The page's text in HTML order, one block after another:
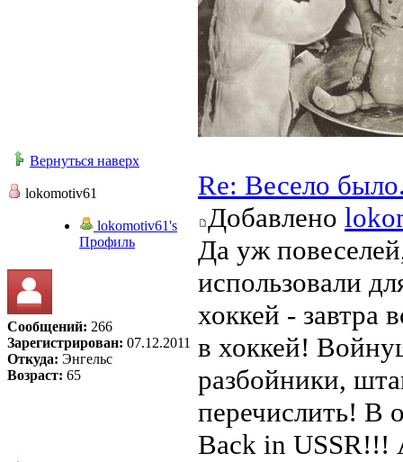
Вернуться наверх
lokomotiv61
lokomotiv61's
Профиль
Сообщений: 266
Зарегистрирован: 07.12.2011
Откуда: Энгельс
Возраст: 65
Re: Весело
Добавлено
Да уж
использовали
хоккей - завтра
в хоккей!
разбойники,
перечислить! В
Back in USSR!!!